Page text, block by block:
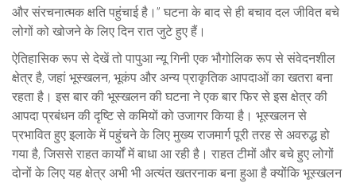
और संरचनात्मक क्षति पहुंचाई है।” घटना के बाद से ही बचाव दल जीवित बचे
लोगों को खोजने के लिए दिन रात जुटे हुए हैं।
ऐतिहासिक रूप से देखें तो पापुआ न्यू गिनी एक भौगोलिक रूप से संवेदनशील
क्षेत्र है, जहां भूस्खलन, भूकंप और अन्य प्राकृतिक आपदाओं का खतरा बना
रहता है। इस बार की भूस्खलन की घटना ने एक बार फिर से इस क्षेत्र की
आपदा प्रबंधन की दृष्टि से कमियों को उजागर किया है। भूस्खलन से
प्रभावित हुए इलाके में पहुंचने के लिए मुख्य राजमार्ग पूरी तरह से अवरुद्ध हो
गया है, जिससे राहत कार्यों में बाधा आ रही है। राहत टीमों और बचे हुए लोगों
दोनों के लिए यह क्षेत्र अभी भी अत्यंत खतरनाक बना हुआ है क्योंकि भूस्खलन